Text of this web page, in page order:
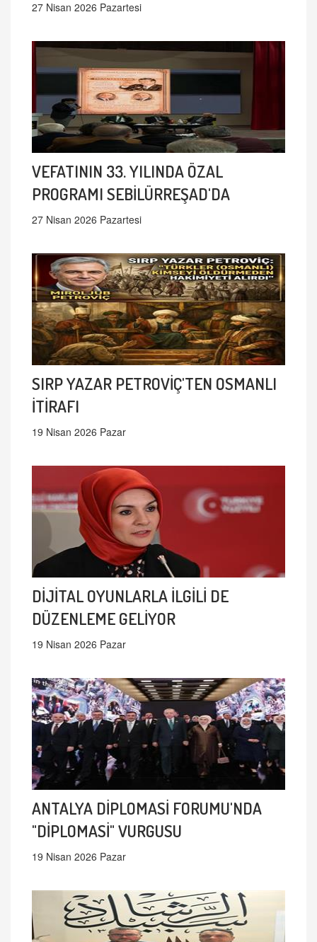
27 Nisan 2026 Pazartesi
VEFATININ 33. YILINDA ÖZAL
PROGRAMI SEBİLÜRREŞAD'DA
27 Nisan 2026 Pazartesi
SIRP YAZAR PETROVİÇ'TEN OSMANLI
İTİRAFI
19 Nisan 2026 Pazar
DİJİTAL OYUNLARLA İLGİLİ DE
DÜZENLEME GELİYOR
19 Nisan 2026 Pazar
ANTALYA DİPLOMASİ FORUMU'NDA
"DİPLOMASİ" VURGUSU
19 Nisan 2026 Pazar